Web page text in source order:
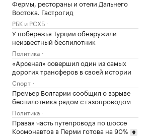
Фермы, рестораны и отели Дальнего
Востока. Гастрогид
РБК и РСХБ
У побережья Турции обнаружили
неизвестный беспилотник
Политика
«Арсенал» совершил один из самых
дорогих трансферов в своей истории
Спорт
Премьер Болгарии сообщил о взрыве
беспилотника рядом с газопроводом
Политика
Правая часть путепровода по шоссе
Космонавтов в Перми готова на 90%